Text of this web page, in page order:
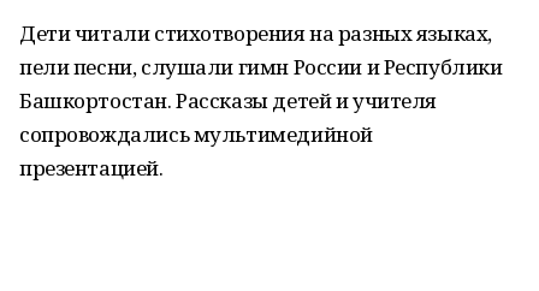
Дети читали стихотворения на разных языках,
пели песни, слушали гимн России и Республики
Башкортостан. Рассказы детей и учителя
сопровождались мультимедийной
презентацией.